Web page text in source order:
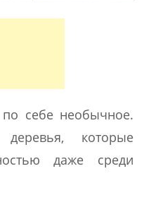
себе необычное.
которые
даже среди